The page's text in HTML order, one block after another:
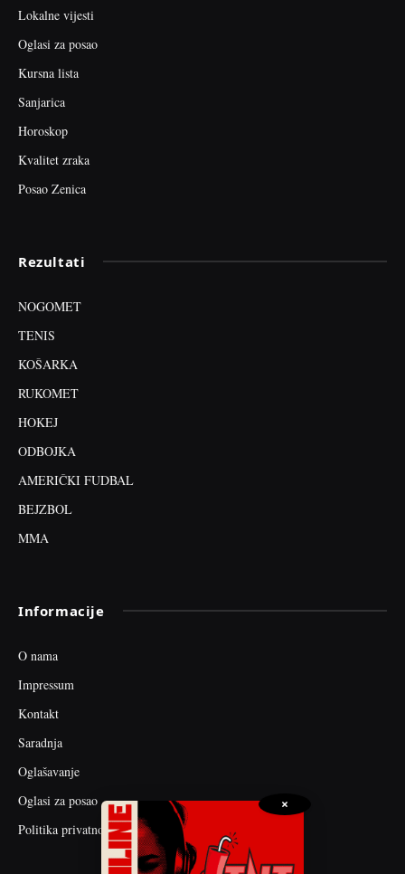
Lokalne vijesti
Oglasi za posao
Kursna lista
Sanjarica
Horoskop
Kvalitet zraka
Posao Zenica
Rezultati
NOGOMET
TENIS
KOŠARKA
RUKOMET
HOKEJ
ODBOJKA
AMERIČKI FUDBAL
BEJZBOL
MMA
Informacije
O nama
Impressum
Kontakt
Saradnja
Oglašavanje
Oglasi za posao
Politika privatnosti
×